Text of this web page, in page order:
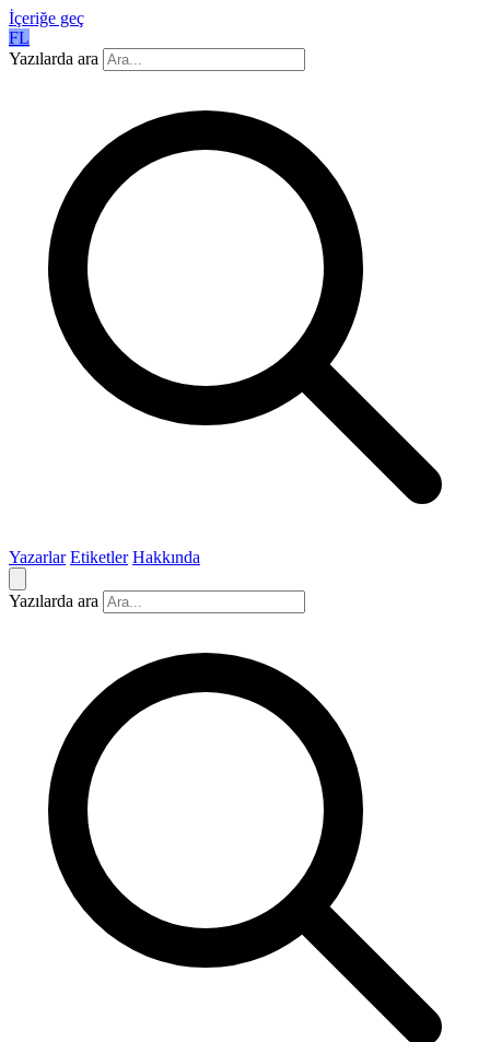
İçeriğe geç
FL
Yazılarda ara
Yazarlar Etiketler Hakkında
Yazılarda ara